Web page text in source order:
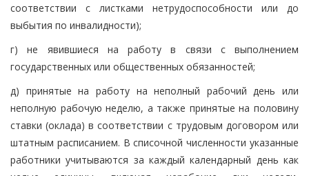
соответствии с листками нетрудоспособности или до
выбытия по инвалидности);
г) не явившиеся на работу в связи с выполнением
государственных или общественных обязанностей;
д) принятые на работу на неполный рабочий день или
неполную рабочую неделю, а также принятые на половину
ставки (оклада) в соответствии с трудовым договором или
штатным расписанием. В списочной численности указанные
работники учитываются за каждый календарный день как